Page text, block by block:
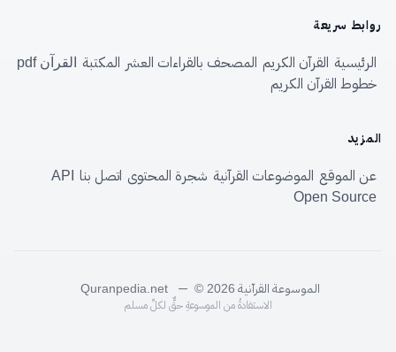
روابط سريعة
الرئيسية القرآن الكريم المصحف بالقراءات العشر المكتبة القرآن pdf
خطوط القرآن الكريم
المزيد
عن الموقع الموضوعات القرآنية شجرة المحتوى اتصل بنا
API
Open Source
الموسوعة القرآنية Quranpedia.net — © 2026
الاستفادةُ من الموسوعةِ حقٌّ لكلِّ مسلم